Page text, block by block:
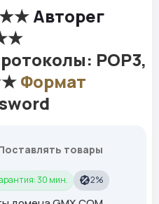
Авторег
POP3,
Формат
товары
30 мин. 2%